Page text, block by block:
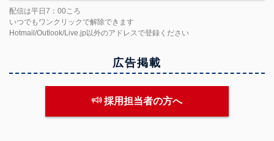
配信は平日7：00ころ
いつでもワンクリックで解除できます
Hotmail/Outlook/Live.jp以外のアドレスで登録ください
広告掲載
採用担当者の方へ